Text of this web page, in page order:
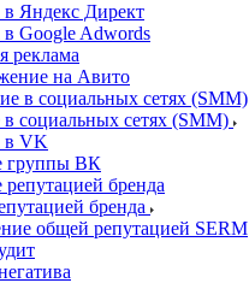
в Яндекс Директ
в Google Adwords
реклама
на Авито
социальных сетях (SMM)
в VK
группы ВК
бренда
общей репутацией SERM